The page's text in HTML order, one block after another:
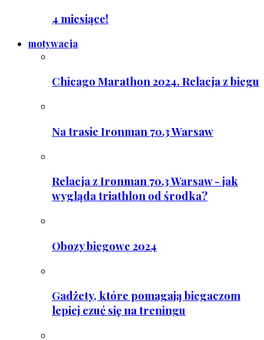
4 miesiące!
motywacja
Chicago Marathon 2024. Relacja z biegu
Na trasie Ironman 70.3 Warsaw
Relacja z Ironman 70.3 Warsaw - jak
wygląda triathlon od środka?
Obozy biegowe 2024
Gadżety, które pomagają biegaczom
lepiej czuć się na treningu